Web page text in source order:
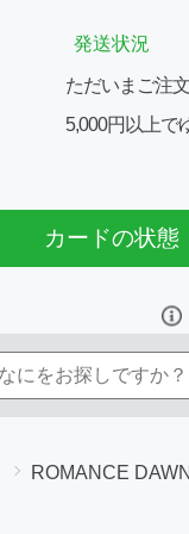
発送状況
ただいまご注
5,000円以上で
カードの状態
ROMANCE